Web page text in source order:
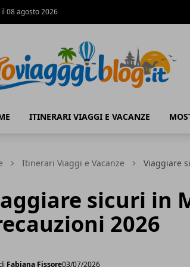
08 agosto 2026
ITINERARI VIAGGI E VACANZE
Itinerari Viaggi e Vacanze Viaggiare
sicuri in
2026
Fabiana Fissore03/07/2026